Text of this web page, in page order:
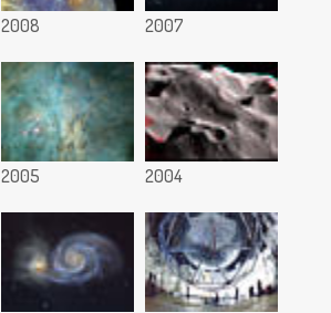
2008 2007
2005 2004